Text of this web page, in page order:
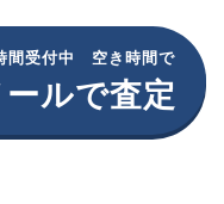
間受付中 空き時間で
ールで査定